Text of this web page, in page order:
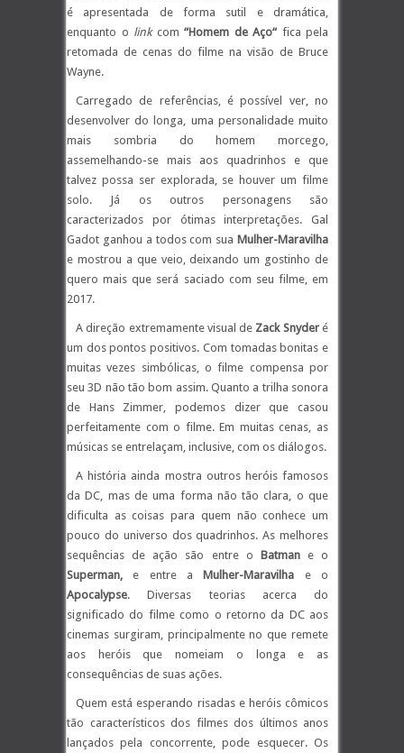
é apresentada de forma sutil e dramática,
enquanto o linkcom “Homem de Aço“ fica pela
retomada de cenas do filme na visão de Bruce
Wayne.
Carregado de referências, é possível ver, no
desenvolver do longa, uma personalidade muito
mais sombria do homem morcego,
assemelhando-se mais aos quadrinhos e que
talvez possa ser explorada, se houver um filme
solo. Já os outros personagens são
caracterizados por ótimas interpretações. Gal
Gadot ganhou a todos com sua Mulher-Maravilha
e mostrou a que veio, deixando um gostinho de
quero mais que será saciado com seu filme, em
2017.
A direção extremamente visual de Zack Snyderé
um dos pontos positivos. Com tomadas bonitas e
muitas vezes simbólicas, o filme compensa por
seu 3D não tão bom assim. Quanto a trilha sonora
de Hans Zimmer, podemos dizer que casou
perfeitamente com o filme. Em muitas cenas, as
músicas se entrelaçam, inclusive, com os diálogos.
A história ainda mostra outros heróis famosos
da DC, mas de uma forma não tão clara, o que
dificulta as coisas para quem não conhece um
pouco do universo dos quadrinhos. As melhores
sequências de ação são entre o Batmane o
Superman, e entre a Mulher-Maravilha e o
Apocalypse. Diversas teorias acerca do
significado do filme como o retorno da DC aos
cinemas surgiram, principalmente no que remete
aos heróis que nomeiam o longa e as
consequências de suas ações.
Quem está esperando risadas e heróis cômicos
tão característicos dos filmes dos últimos anos
lançados pela concorrente, pode esquecer. Os